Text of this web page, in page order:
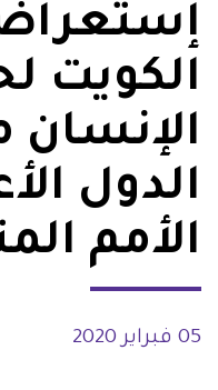
الكويت
الدول
الأمم
05 فبراير 2020